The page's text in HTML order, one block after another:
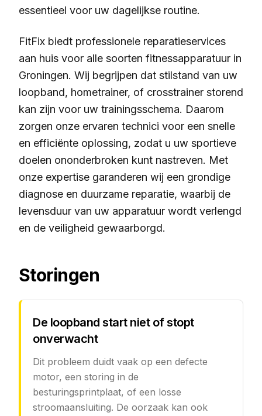
essentieel voor uw dagelijkse routine.
FitFix biedt professionele reparatieservices
aan huis voor alle soorten fitnessapparatuur in
Groningen. Wij begrijpen dat stilstand van uw
loopband, hometrainer, of crosstrainer storend
kan zijn voor uw trainingsschema. Daarom
zorgen onze ervaren technici voor een snelle
en efficiënte oplossing, zodat u uw sportieve
doelen ononderbroken kunt nastreven. Met
onze expertise garanderen wij een grondige
diagnose en duurzame reparatie, waarbij de
levensduur van uw apparatuur wordt verlengd
en de veiligheid gewaarborgd.
Storingen
De loopband start niet of stopt
onverwacht
Dit probleem duidt vaak op een defecte
motor, een storing in de
besturingsprintplaat, of een losse
stroomaansluiting. De oorzaak kan ook